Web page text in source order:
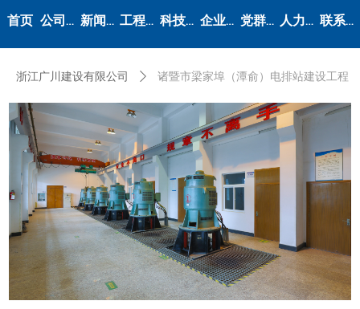
首页 公司概况 新闻动态 工程业绩 科技创新 企业文化 党群工作 人力资源 联系我们
浙江广川建设有限公司 ꄲ 诸暨市梁家埠（潭俞）电排站建设工程